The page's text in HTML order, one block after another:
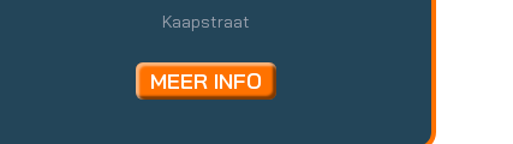
waar we nu dagelijks mee bezig zijn.
Kaapstraat
MEER INFO